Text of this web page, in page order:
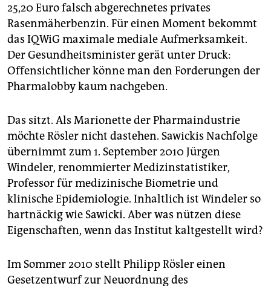
25,20 Euro falsch abgerechnetes privates
Rasenmäherbenzin. Für einen Moment bekommt
das IQWiG maximale mediale Aufmerksamkeit.
Der Gesundheitsminister gerät unter Druck:
Offensichtlicher könne man den Forderungen der
Pharmalobby kaum nachgeben.
Das sitzt. Als Marionette der Pharmaindustrie
möchte Rösler nicht dastehen. Sawickis Nachfolge
übernimmt zum 1. September 2010 Jürgen
Windeler, renommierter Medizinstatistiker,
Professor für medizinische Biometrie und
klinische Epidemiologie. Inhaltlich ist Windeler so
hartnäckig wie Sawicki. Aber was nützen diese
Eigenschaften, wenn das Institut kaltgestellt wird?
Im Sommer 2010 stellt Philipp Rösler einen
Gesetzentwurf zur Neuordnung des